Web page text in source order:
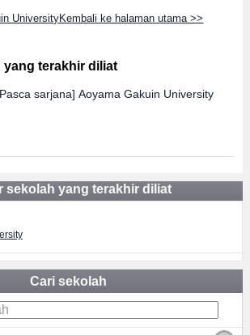
UniversityKembali ke halaman utama >>
yang terakhir diliat
sarjana] Aoyama Gakuin University
sekolah yang terakhir diliat
Cari sekolah